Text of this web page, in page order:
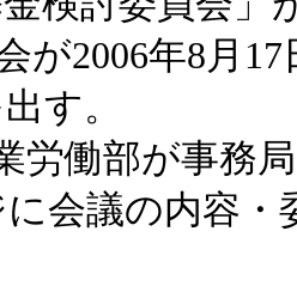
2006年8月17
す。
労働部が事務
会議の内容・